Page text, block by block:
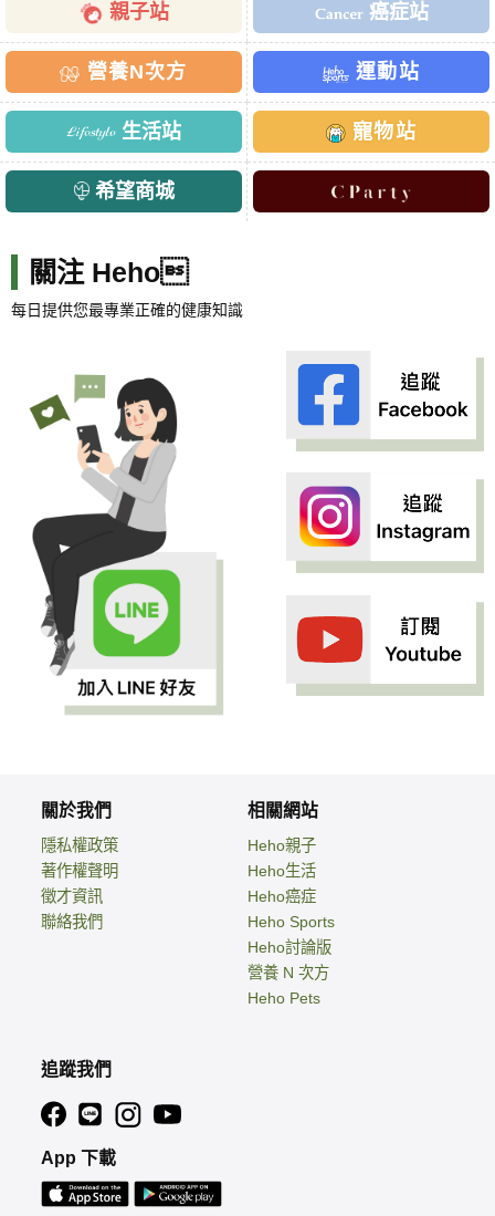
親子站 癌症站
營養N次方 運動站
生活站 寵物站
希望商城
關注 Heho
每日提供您最專業正確的健康知識
關於我們
隱私權政策
著作權聲明
徵才資訊
聯絡我們
相關網站
Heho親子
Heho生活
Heho癌症
Heho Sports
Heho討論版
營養 N 次方
Heho Pets
追蹤我們
App 下載